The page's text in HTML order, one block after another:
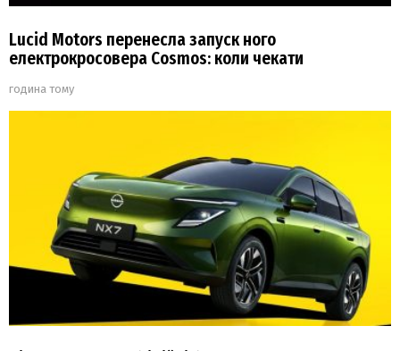
Lucid Motors перенесла запуск ного
електрокросовера Cosmos: коли чекати
година тому